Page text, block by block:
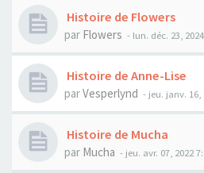
Histoire de Flowers
par Flowers - lun. déc. 23,
Histoire de Anne-Lise
parVesperlynd - jeu. janv. 16,
Histoire de Mucha
par Mucha - jeu. avr. 07, 2022